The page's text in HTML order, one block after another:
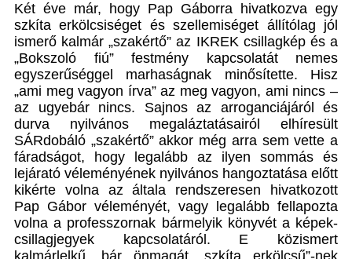
Két éve már, hogy Pap Gáborra hivatkozva egy
szkíta erkölcsiséget és szellemiséget állítólag jól
ismerő kalmár „szakértő” az IKREK csillagkép és a
„Bokszoló fiú” festmény kapcsolatát nemes
egyszerűséggel marhaságnak minősítette. Hisz
„ami meg vagyon írva” az meg vagyon, ami nincs –
az ugyebár nincs. Sajnos az arroganciájáról és
durva nyilvános megaláztatásairól elhíresült
SÁRdobáló „szakértő” akkor még arra sem vette a
fáradságot, hogy legalább az ilyen sommás és
lejárató véleményének nyilvános hangoztatása előtt
kikérte volna az általa rendszeresen hivatkozott
Pap Gábor véleményét, vagy legalább fellapozta
volna a professzornak bármelyik könyvét a képek-
csillagjegyek kapcsolatáról. E közismert